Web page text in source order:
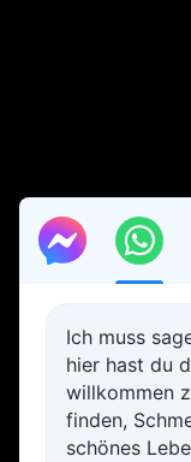
Ich muss
hier hast du
willkommen
finden,
schönes